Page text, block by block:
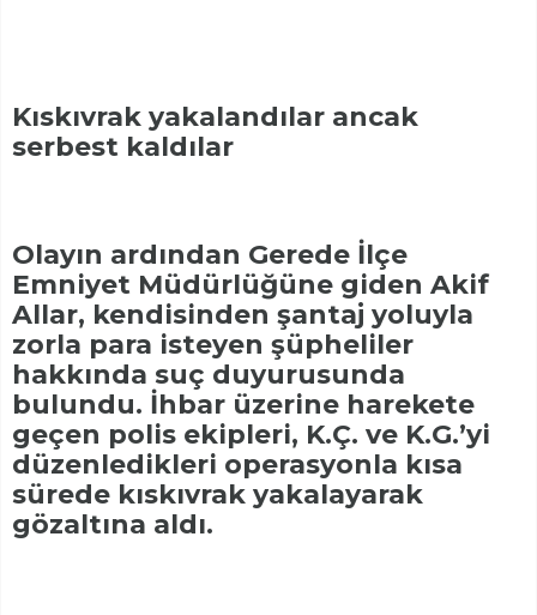
Kıskıvrak yakalandılar ancak
serbest kaldılar
Olayın ardından Gerede İlçe
Emniyet Müdürlüğüne giden Akif
Allar, kendisinden şantaj yoluyla
zorla para isteyen şüpheliler
hakkında suç duyurusunda
bulundu. İhbar üzerine harekete
geçen polis ekipleri, K.Ç. ve K.G.’yi
düzenledikleri operasyonla kısa
sürede kıskıvrak yakalayarak
gözaltına aldı.